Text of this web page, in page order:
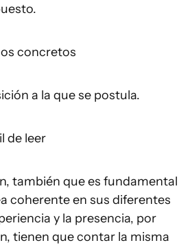
concretos
a la que se postula.
de leer
también que es fundamental
coherente en sus diferentes
y la presencia, por
tienen que contar la misma